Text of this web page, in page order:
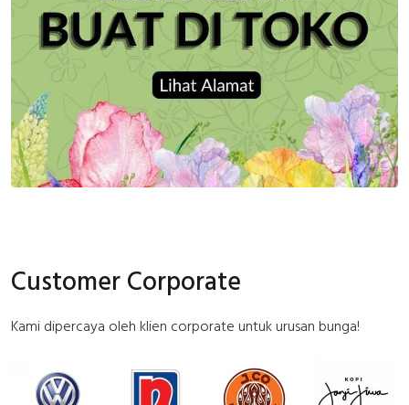
Customer Corporate
Kami dipercaya oleh klien corporate untuk urusan bunga!